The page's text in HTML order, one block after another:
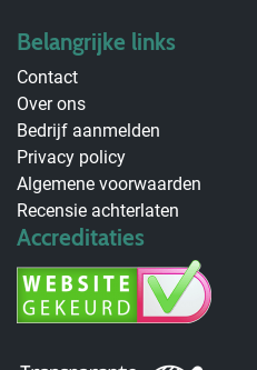
Belangrijke links
Contact
Over ons
Bedrijf aanmelden
Privacy policy
Algemene voorwaarden
Recensie achterlaten
Accreditaties